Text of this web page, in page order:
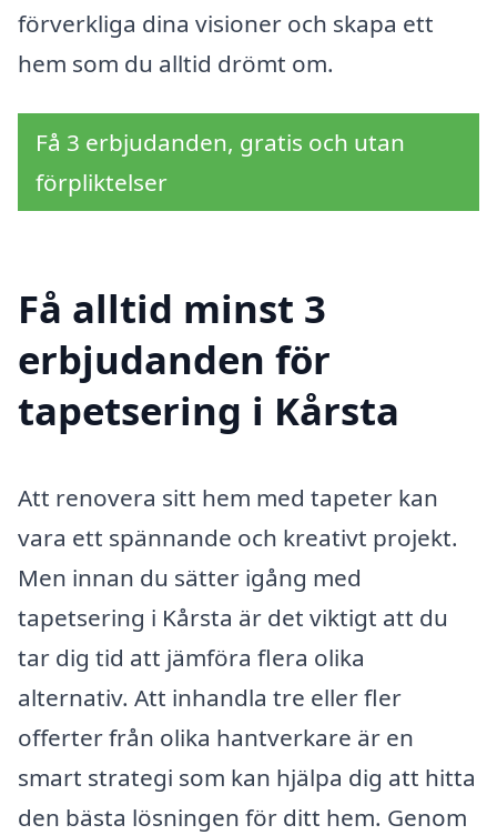
förverkliga dina visioner och skapa ett
hem som du alltid drömt om.
Få 3 erbjudanden, gratis och utan
förpliktelser
Få alltid minst 3
erbjudanden för
tapetsering i Kårsta
Att renovera sitt hem med tapeter kan
vara ett spännande och kreativt projekt.
Men innan du sätter igång med
tapetsering i Kårsta är det viktigt att du
tar dig tid att jämföra flera olika
alternativ. Att inhandla tre eller fler
offerter från olika hantverkare är en
smart strategi som kan hjälpa dig att hitta
den bästa lösningen för ditt hem. Genom